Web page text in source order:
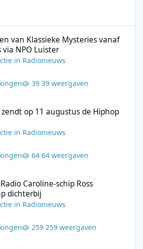
van Klassieke Mysteries vanaf
NPO Luister
in Radionieuws
39 weergaven
zendt op 11 augustus de Hiphop
in Radionieuws
64 weergaven
Caroline-schip Ross
dichterbij
in Radionieuws
259 weergaven